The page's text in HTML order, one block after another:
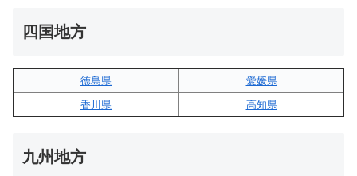
四国地方
徳島県
愛媛県
香川県
高知県
九州地方